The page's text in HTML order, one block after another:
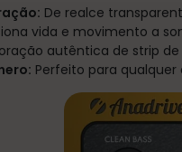
De realce
vida e movimento a
autêntica de strip
Perfeito para qualquer